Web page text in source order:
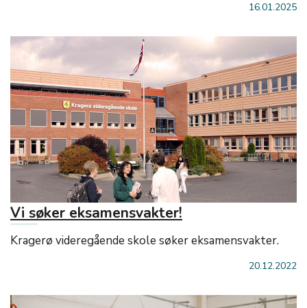
16.01.2025
Vi søker eksamensvakter!
Kragerø videregående skole søker eksamensvakter.
20.12.2022